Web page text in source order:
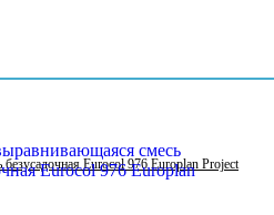
Eurocol 976 Europlan Project